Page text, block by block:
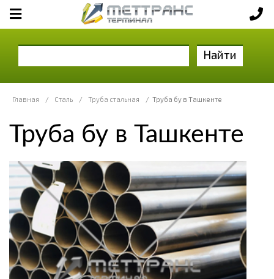
Найти
Главная / Сталь / Труба стальная / Труба бу в Ташкенте
Труба бу в Ташкенте